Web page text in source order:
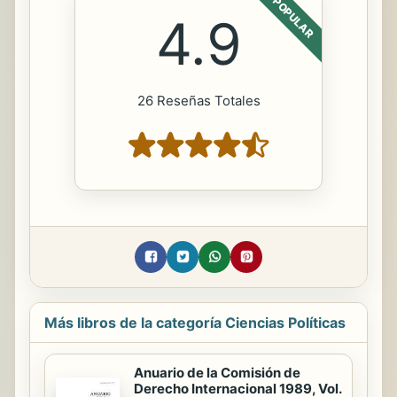
POPULAR
4.9
26 Reseñas Totales
Más libros de la categoría Ciencias Políticas
Anuario de la Comisión de
Derecho Internacional 1989, Vol.